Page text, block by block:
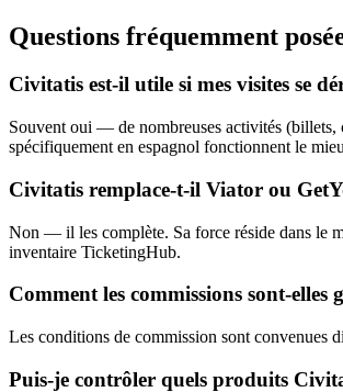
Questions fréquemment
Civitatis est-il utile si mes visites se
Souvent oui — de nombreuses activités (billets,
spécifiquement en espagnol fonctionnent le
Civitatis remplace-t-il Viator ou
Non — il les complète. Sa force réside dans le
inventaire TicketingHub.
Comment les commissions sont-elles
Les conditions de commission sont convenues
Puis-je contrôler quels produits